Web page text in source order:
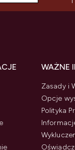
WAŻNE
Zasady i
Opcje
Polityka